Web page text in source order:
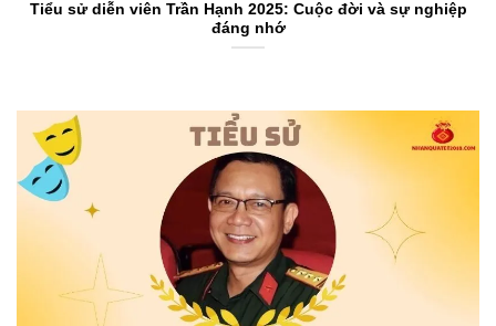
Tiểu sử diễn viên Trần Hạnh 2025: Cuộc đời và sự nghiệp
đáng nhớ